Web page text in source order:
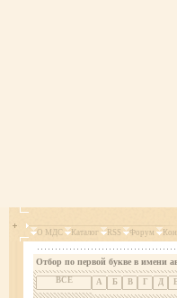
О МДС Каталог RSS Форум
Отбор по первой букве в имени
ВСЕ А Б В Г Д